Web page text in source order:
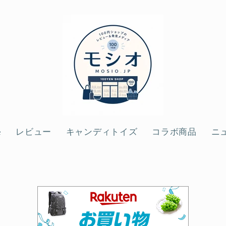
レビュー キャンディトイズ コラボ商品 ニ